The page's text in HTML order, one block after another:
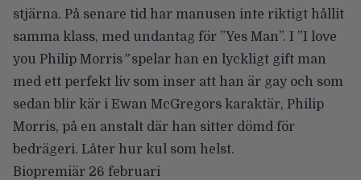
stjärna. På senare tid har manusen inte riktigt hållit
samma klass, med undantag för ”Yes Man”. I ”I love
you Philip Morris”spelar han en lyckligt gift man
med ett perfekt liv som inser att han är gay och som
sedan blir kär i Ewan McGregors karaktär, Philip
Morris, på en anstalt där han sitter dömd för
bedrägeri. Låter hur kul som helst.
Biopremiär 26 februari